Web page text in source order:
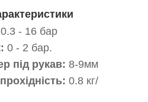
0.3 - 16 бар
0 - 2 бар.
під рукав: 8-9мм
0.8 кг/